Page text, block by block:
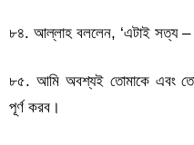
৮৪. আল্লাহ বললেন, ‘এটাই সত্য –
৮৫. আমি অবশ্যই তোমাকে এবং
পূর্ণ করব।